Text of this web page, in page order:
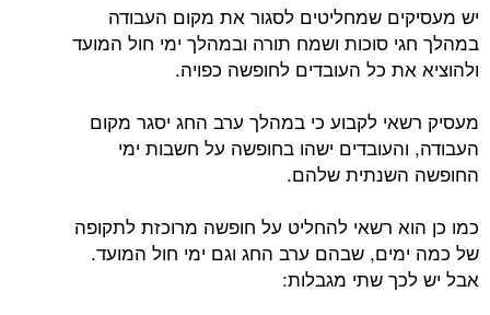
יש מעסיקים שמחליטים לסגור את מקום העבודה
במהלך חגי סוכות ושמח תורה ובמהלך ימי חול המועד
ולהוציא את כל העובדים לחופשה כפויה.
מעסיק רשאי לקבוע כי במהלך ערב החג יסגר מקום
העבודה, והעובדים ישהו בחופשה על חשבות ימי
החופשה השנתית שלהם.
כמו כן הוא רשאי להחליט על חופשה מרוכזת לתקופה
של כמה ימים, שבהם ערב החג וגם ימי חול המועד.
אבל יש לכך שתי מגבלות: